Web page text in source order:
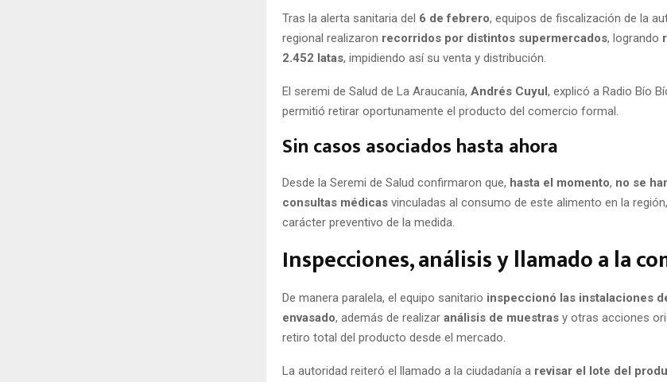
Tras la alerta sanitaria del 6 de febrero, equipos de fiscalización de la
regional realizaron recorridos por distintos supermercados, logrando
2.452 latas, impidiendo así su venta y distribución.
El seremi de Salud de La Araucanía, Andrés Cuyul, explicó a Radio Bío
permitió retirar oportunamente el producto del comercio formal.
Sin casos asociados hasta ahora
Desde la Seremi de Salud confirmaron que, hasta el momento, no se
consultas médicas vinculadas al consumo de este alimento en la
carácter preventivo de la medida.
Inspecciones, análisis y llamado a la
De manera paralela, el equipo sanitario inspeccionó las instalaciones
envasado, además de realizar análisis de muestras y otras acciones
retiro total del producto desde el mercado.
La autoridad reiteró el llamado a la ciudadanía a revisar el lote del